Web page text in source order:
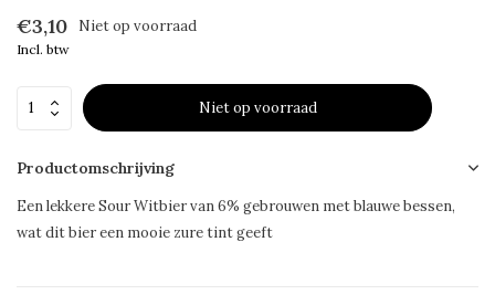
€3,10 Niet op voorraad
Incl. btw
Niet op voorraad
Productomschrijving
Een lekkere Sour Witbier van 6% gebrouwen met blauwe bessen,
wat dit bier een mooie zure tint geeft